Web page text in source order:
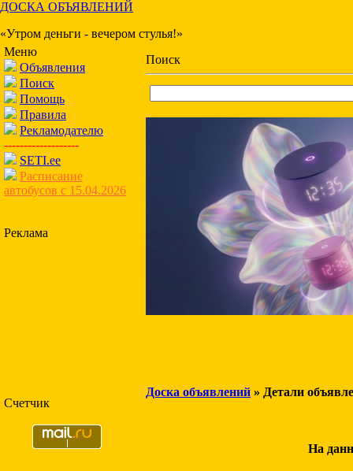
ДОСКА ОБЪЯВЛЕНИЙ
«Утром деньги - вечером стулья!»
Меню
Объявления
Поиск
Помощь
Правила
Рекламодателю
-------------------
SETI.ee
Расписание
автобусов с 15.04.2026
Реклама
Счетчик
Поиск
Доска объявлений » Детали
На